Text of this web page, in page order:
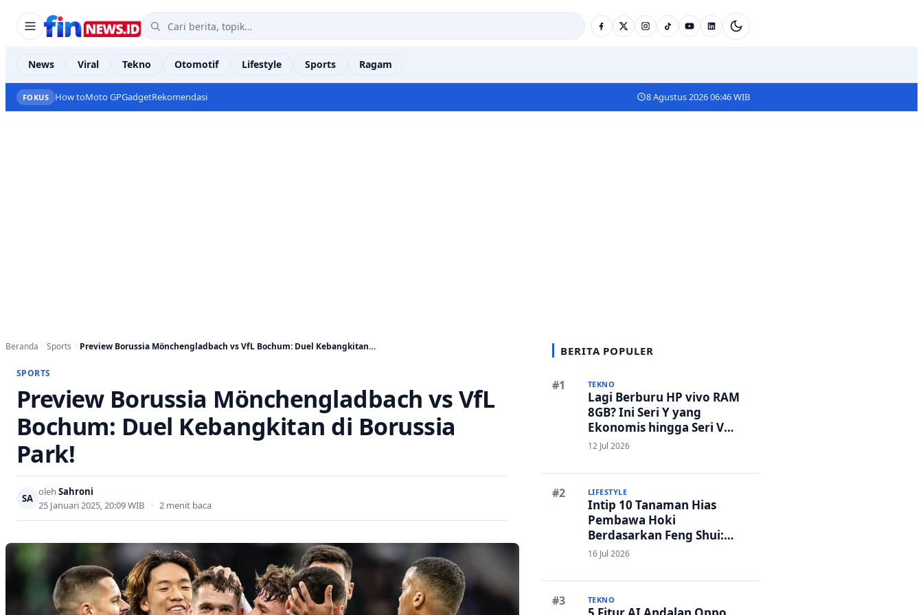
News Viral Tekno Otomotif Lifestyle Sports Ragam
FOKUS How toMoto GPGadgetRekomendasi 8 Agustus 2026 06:46 WIB
Beranda Sports Preview Borussia Mönchengladbach vs VfL Bochum: Duel Kebangkitan…
SPORTS
Preview Borussia Mönchengladbach vs VfL
Bochum: Duel Kebangkitan di Borussia
Park!
SA
oleh Sahroni
25 Januari 2025, 20:09 WIB • 2 menit baca
BERITA POPULER
TEKNO
Lagi Berburu HP vivo RAM
8GB? Ini Seri Y yang
Ekonomis hingga Seri V
Berstandar Militer!
12 Jul 2026
LIFESTYLE
Intip 10 Tanaman Hias
Pembawa Hoki
Berdasarkan Feng Shui:
Rumah Adem dan Rezeki
16 Jul 2026
TEKNO